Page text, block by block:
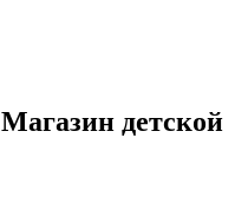
детской